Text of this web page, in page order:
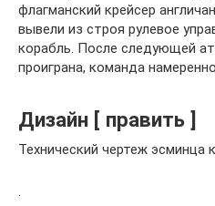
флагманский крейсер
вывели из строя рулевое
корабль. После следующей
проиграна, команда
Дизайн [ править ]
Технический чертеж эсминца
.